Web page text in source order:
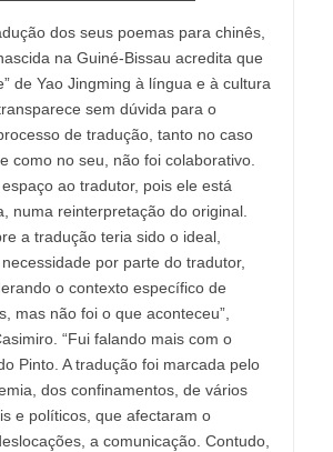
dos seus poemas para chinês,
na Guiné-Bissau acredita que
de Yao Jingming à língua e à cultura
sem dúvida para o
de tradução, tanto no caso
como no seu, não foi colaborativo.
ao tradutor, pois ele está
numa reinterpretação do original.
a tradução teria sido o ideal,
por parte do tradutor,
o contexto específico de
mas não foi o que aconteceu”,
“Fui falando mais com o
Pinto. A tradução foi marcada pelo
dos confinamentos, de vários
e políticos, que afectaram o
a comunicação. Contudo,